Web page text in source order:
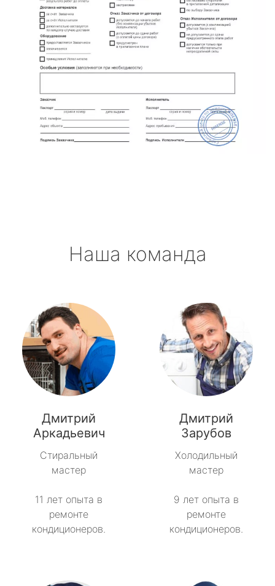
Наша команда
Дмитрий
Аркадьевич
Стиральный
мастер
11 лет опыта в
ремонте
кондиционеров.
Дмитрий
Зарубов
Холодильный
мастер
9 лет опыта в
ремонте
кондиционеров.